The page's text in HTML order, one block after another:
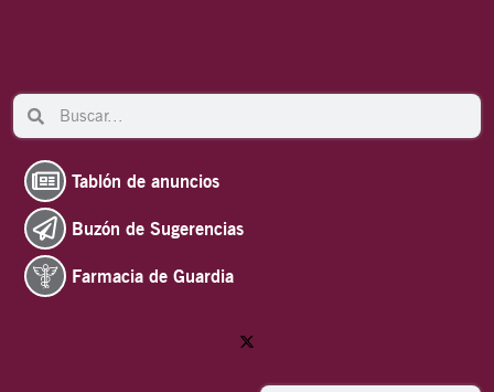
Search Search
Tablón de anuncios
Buzón de Sugerencias
Farmacia de Guardia